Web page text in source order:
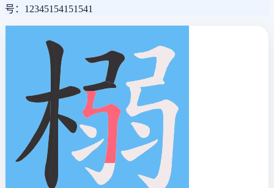
号：12345154151541